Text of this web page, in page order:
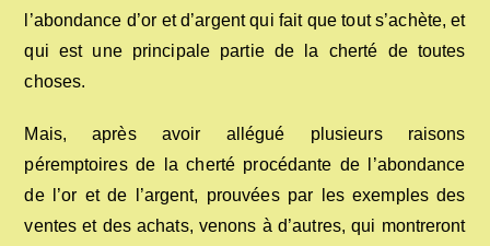
l’abondance d’or et d’argent qui fait que tout s’achète, et
qui est une principale partie de la cherté de toutes
choses.
Mais, après avoir allégué plusieurs raisons
péremptoires de la cherté procédante de l’abondance
de l’or et de l’argent, prouvées par les exemples des
ventes et des achats, venons à d’autres, qui montreront